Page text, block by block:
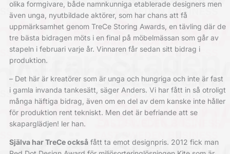
olika formgivare, både namnkunniga etablerade designers men
även unga, nyutbildade aktörer, som har chans att få
uppmärksamhet genom TreCe Storing Awards, en tävling där de
tre bästa bidragen möts i en final på möbelmässan som går av
stapeln i februari varje år. Vinnaren får sedan sitt bidrag i
produktion.
– Det här är kreatörer som är unga och hungriga och inte är fast
i gamla invanda tankesätt, säger Anders. Vi har fått in så otroligt
många häftiga bidrag, även om en del av dem kanske inte håller
för produktion rent tekniskt. Men det är befriande att se
skaparglädjen! ler han.
Själva har TreCeocksåfått ta emot designpris. 2012 fick man